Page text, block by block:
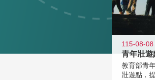
115-08-08
教育部青
壯遊點，